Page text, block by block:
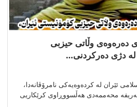
دەرەوەی وڵاتی حیزبی
لە دژی دەرکردنی...
ئێران لە کردەوەیەکی نامرۆڤانەدا،
محەممەدی هەڵسووڕاوی کرێکاریی